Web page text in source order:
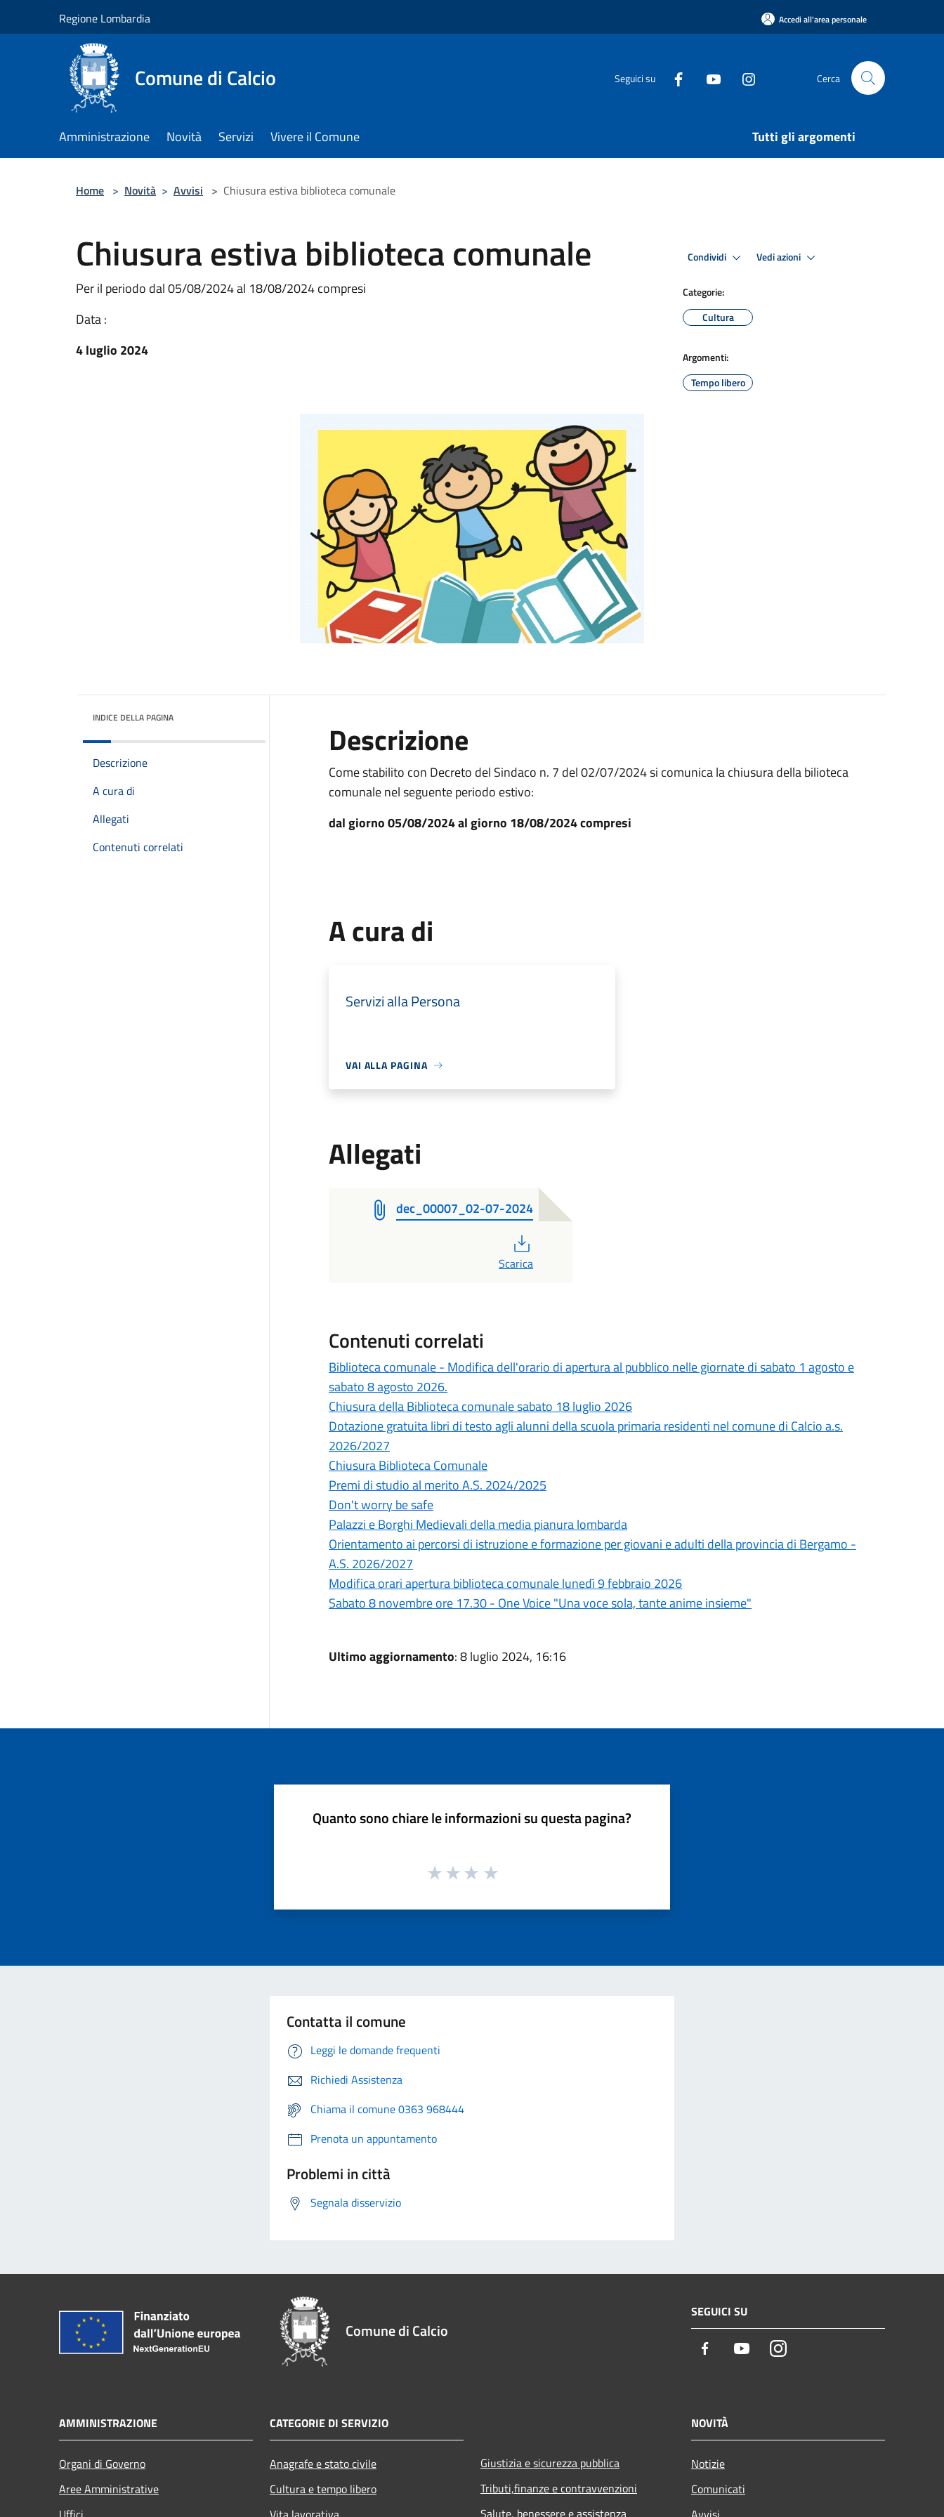
Regione Lombardia Accedi all'area personale
Comune di Calcio Seguici su Cerca
Amministrazione Novità Servizi Vivere il Comune Tutti gli argomenti
Home > Novità > Avvisi > Chiusura estiva biblioteca comunale
Chiusura estiva biblioteca comunale
Per il periodo dal 05/08/2024 al 18/08/2024 compresi
Data :
4 luglio 2024
Condividi Vedi azioni
Categorie:
Cultura
Argomenti:
Tempo libero
INDICE DELLA PAGINA
Descrizione
A cura di
Allegati
Contenuti correlati
Descrizione
Come stabilito con Decreto del Sindaco n. 7 del 02/07/2024 si comunica la chiusura della bilioteca
comunale nel seguente periodo estivo:
dal giorno 05/08/2024 al giorno 18/08/2024 compresi
A cura di
Servizi alla Persona
VAI ALLA PAGINA
Allegati
dec_00007_02-07-2024
Scarica
Contenuti correlati
Biblioteca comunale - Modifica dell'orario di apertura al pubblico nelle giornate di sabato 1 agosto e
sabato 8 agosto 2026.
Chiusura della Biblioteca comunale sabato 18 luglio 2026
Dotazione gratuita libri di testo agli alunni della scuola primaria residenti nel comune di Calcio a.s.
2026/2027
Chiusura Biblioteca Comunale
Premi di studio al merito A.S. 2024/2025
Don't worry be safe
Palazzi e Borghi Medievali della media pianura lombarda
Orientamento ai percorsi di istruzione e formazione per giovani e adulti della provincia di Bergamo -
A.S. 2026/2027
Modifica orari apertura biblioteca comunale lunedì 9 febbraio 2026
Sabato 8 novembre ore 17.30 - One Voice "Una voce sola, tante anime insieme"
Ultimo aggiornamento: 8 luglio 2024, 16:16
Quanto sono chiare le informazioni su questa pagina?
Contatta il comune
Leggi le domande frequenti
Richiedi Assistenza
Chiama il comune 0363 968444
Prenota un appuntamento
Problemi in città
Segnala disservizio
Comune di Calcio
SEGUICI SU
Facebook YoutubeInstagram
AMMINISTRAZIONE
Organi di Governo
Aree Amministrative
CATEGORIE DI SERVIZIO
Anagrafe e stato civile
Cultura e tempo libero
Giustizia e sicurezza pubblica
Tributi,finanze e contravvenzioni
Salute, benessere e assistenza
NOVITÀ
Notizie
Comunicati